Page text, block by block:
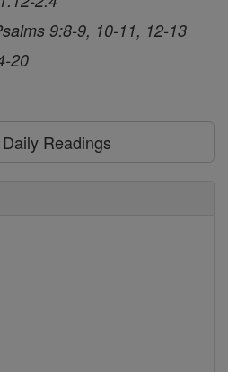
9:8-9, 10-11, 12-13
20
Readings